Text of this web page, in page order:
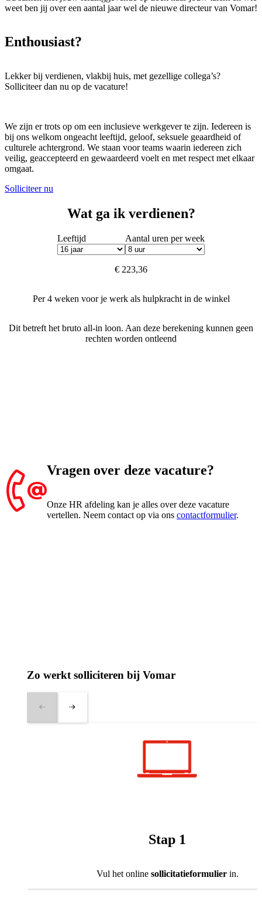
weet ben jij over een aantal jaar wel de nieuwe directeur van Vomar!
Enthousiast?
Lekker bij verdienen, vlakbij huis, met gezellige collega’s?
Solliciteer dan nu op de vacature!
We zijn er trots op om een inclusieve werkgever te zijn. Iedereen is
bij ons welkom ongeacht leeftijd, geloof, seksuele geaardheid of
culturele achtergrond. We staan voor teams waarin iedereen zich
veilig, geaccepteerd en gewaardeerd voelt en met respect met elkaar
omgaat.
Solliciteer nu
Wat ga ik verdienen?
Leeftijd Aantal uren per week
€ 223,36
Per 4 weken voor je werk als hulpkracht in de winkel
Dit betreft het bruto all-in loon. Aan deze berekening kunnen geen
rechten worden ontleend
Vragen over deze vacature?
Onze HR afdeling kan je alles over deze vacature
vertellen. Neem contact op via ons contactformulier.
Zo werkt solliciteren bij Vomar
Stap 1
Vul het online sollicitatieformulierin.